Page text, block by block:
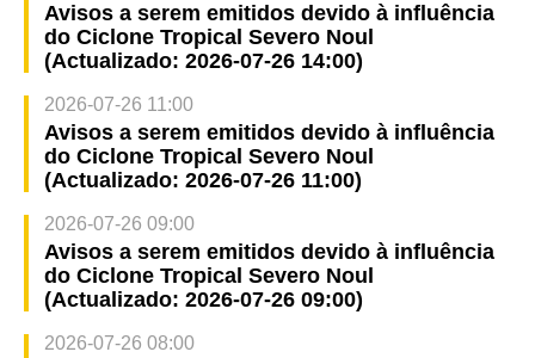
Avisos a serem emitidos devido à influência
do Ciclone Tropical Severo Noul
(Actualizado: 2026-07-26 14:00)
2026-07-26 11:00
Avisos a serem emitidos devido à influência
do Ciclone Tropical Severo Noul
(Actualizado: 2026-07-26 11:00)
2026-07-26 09:00
Avisos a serem emitidos devido à influência
do Ciclone Tropical Severo Noul
(Actualizado: 2026-07-26 09:00)
2026-07-26 08:00